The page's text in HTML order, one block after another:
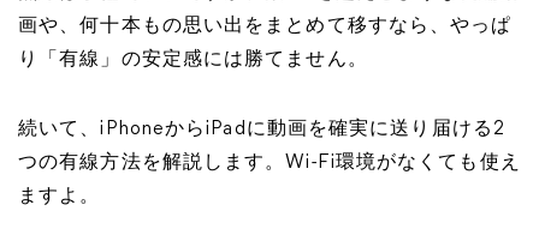
画や、何十本もの思い出をまとめて移すなら、やっぱ
り「有線」の安定感には勝てません。
続いて、iPhoneからiPadに動画を確実に送り届ける2
つの有線方法を解説します。Wi-Fi環境がなくても使え
ますよ。